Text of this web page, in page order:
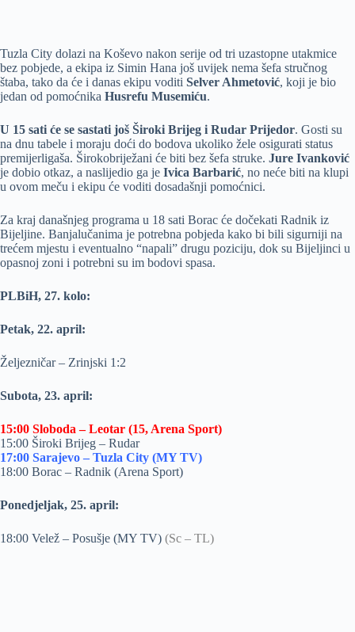
Tuzla City dolazi na Koševo nakon serije od tri uzastopne utakmice
bez pobjede, a ekipa iz Simin Hana još uvijek nema šefa stručnog
štaba, tako da će i danas ekipu voditi Selver Ahmetović, koji je bio
jedan od pomoćnika Husrefu Musemiću.
U 15 sati će se sastati još Široki Brijeg i Rudar Prijedor. Gosti su
na dnu tabele i moraju doći do bodova ukoliko žele osigurati status
premijerligaša. Širokobriježani će biti bez šefa struke. Jure Ivanković
je dobio otkaz, a naslijedio ga je Ivica Barbarić, no neće biti na klupi
u ovom meču i ekipu će voditi dosadašnji pomoćnici.
Za kraj današnjeg programa u 18 sati Borac će dočekati Radnik iz
Bijeljine. Banjalučanima je potrebna pobjeda kako bi bili sigurniji na
trećem mjestu i eventualno “napali” drugu poziciju, dok su Bijeljinci u
opasnoj zoni i potrebni su im bodovi spasa.
PLBiH, 27. kolo:
Petak, 22. april:
Željezničar – Zrinjski 1:2
Subota, 23. april:
15:00 Sloboda – Leotar (15, Arena Sport)
15:00 Široki Brijeg – Rudar
17:00 Sarajevo – Tuzla City (MY TV)
18:00 Borac – Radnik (Arena Sport)
Ponedjeljak, 25. april:
18:00 Velež – Posušje (MY TV) (Sc – TL)